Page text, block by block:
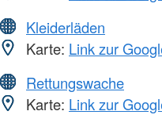
Kleiderläden
Karte: Link zur
Rettungswache
Karte: Link zur